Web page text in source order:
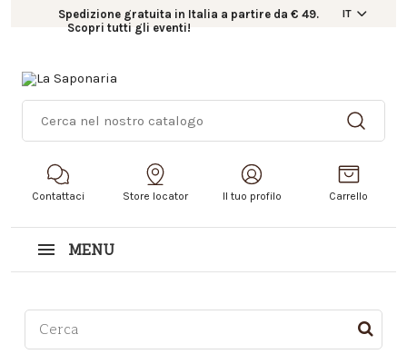
Spedizione gratuita in Italia a partire da € 49.
Scopri tutti gli eventi!
IT
Contattaci Store locator Il tuo profilo Carrello
MENU
Questo è un campo di ricerca con una funzionalità